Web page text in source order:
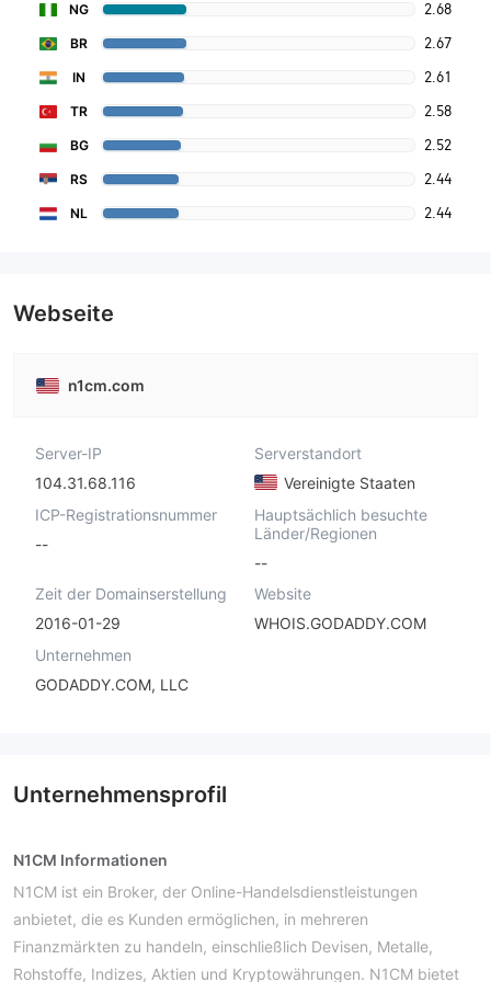
NG 2.68
BR 2.67
IN 2.61
TR 2.58
BG 2.52
RS 2.44
NL 2.44
Webseite
n1cm.com
Server-IP
104.31.68.116
Serverstandort
Vereinigte Staaten
ICP-Registrationsnummer
--
Hauptsächlich besuchte
Länder/Regionen
--
Zeit der Domainserstellung
2016-01-29
Website
WHOIS.GODADDY.COM
Unternehmen
GODADDY.COM, LLC
Unternehmensprofil
N1CM Informationen
N1CM ist ein Broker, der Online-Handelsdienstleistungen
anbietet, die es Kunden ermöglichen, in mehreren
Finanzmärkten zu handeln, einschließlich Devisen, Metalle,
Rohstoffe, Indizes, Aktien und Kryptowährungen. N1CM bietet